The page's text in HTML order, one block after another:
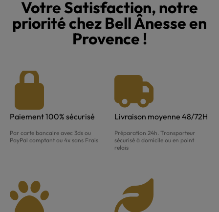
Votre Satisfaction, notre
priorité chez Bell Ânesse en
Provence !
Paiement 100% sécurisé
Par carte bancaire avec 3ds ou
PayPal comptant ou 4x sans Frais
Livraison moyenne 48/72H
Préparation 24h. Transporteur
sécurisé à domicile ou en point
relais